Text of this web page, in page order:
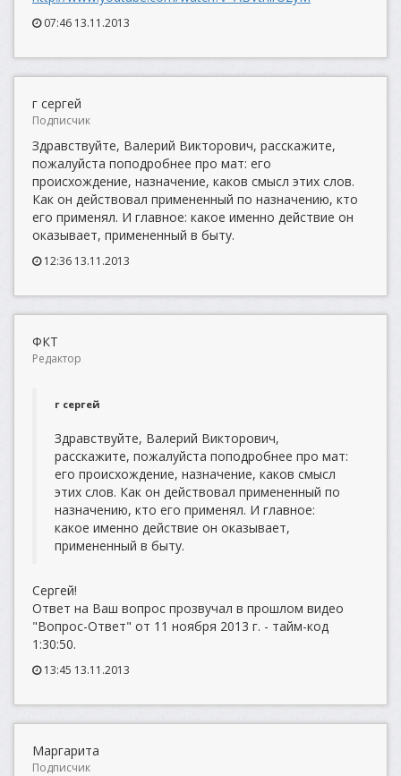
07:46 13.11.2013
г сергей
Подписчик
Здравствуйте, Валерий Викторович, расскажите,
пожалуйста поподробнее про мат: его
происхождение, назначение, каков смысл этих слов.
Как он действовал примененный по назначению, кто
его применял. И главное: какое именно действие он
оказывает, примененный в быту.
12:36 13.11.2013
ФКТ
Редактор
г сергей
Здравствуйте, Валерий Викторович,
расскажите, пожалуйста поподробнее про мат:
его происхождение, назначение, каков смысл
этих слов. Как он действовал примененный по
назначению, кто его применял. И главное:
какое именно действие он оказывает,
примененный в быту.
Сергей!
Ответ на Ваш вопрос прозвучал в прошлом видео
"Вопрос-Ответ" от 11 ноября 2013 г. - тайм-код
1:30:50.
13:45 13.11.2013
Маргарита
Подписчик